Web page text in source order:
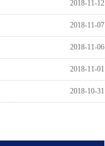
2018-11-12
2018-11-07
2018-11-06
2018-11-01
2018-10-31